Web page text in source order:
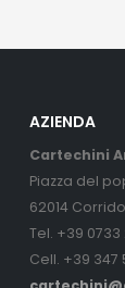
AZIENDA
Cartechini
Piazza del
62014
Tel. +39 0733
Cell. +39 347